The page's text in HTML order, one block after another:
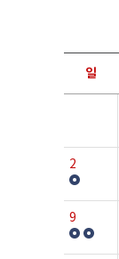
일
2
9